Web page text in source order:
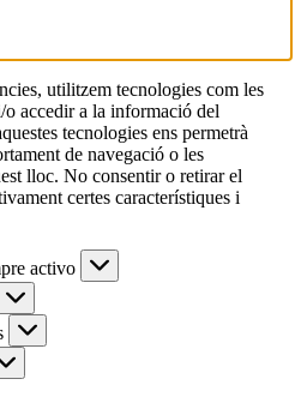
utilitzem tecnologies com les
o accedir a la informació del
tecnologies ens permetrà
de navegació o les
lloc. No consentir o retirar el
certes característiques i
activo